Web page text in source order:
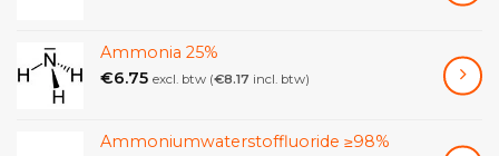
Ammonia 25%
€6.75 excl. btw (€8.17 incl. btw)
Ammoniumwaterstoffluoride ≥98%